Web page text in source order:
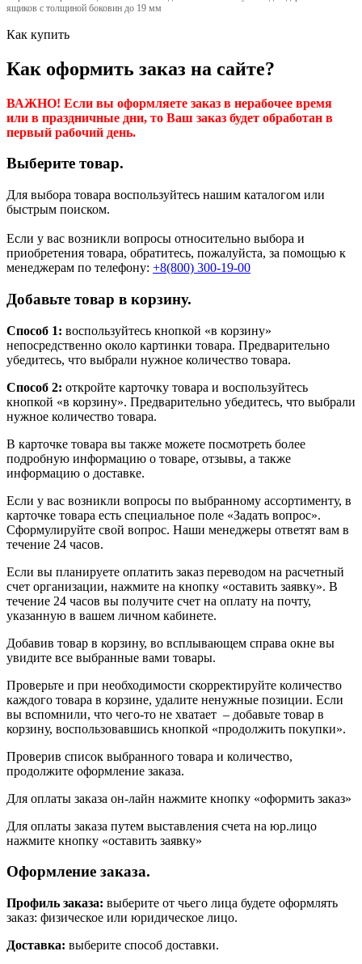
ящиков с толщиной боковин до 19 мм
Как купить
Как оформить заказ на сайте?
ВАЖНО! Если вы оформляете заказ в нерабочее время
или в праздничные дни, то Ваш заказ будет обработан в
первый рабочий день.
Выберите товар.
Для выбора товара воспользуйтесь нашим каталогом или
быстрым поиском.
Если у вас возникли вопросы относительно выбора и
приобретения товара, обратитесь, пожалуйста, за помощью к
менеджерам по телефону: +8(800) 300-19-00
Добавьте товар в корзину.
Способ 1: воспользуйтесь кнопкой «в корзину»
непосредственно около картинки товара. Предварительно
убедитесь, что выбрали нужное количество товара.
Способ 2: откройте карточку товара и воспользуйтесь
кнопкой «в корзину». Предварительно убедитесь, что выбрали
нужное количество товара.
В карточке товара вы также можете посмотреть более
подробную информацию о товаре, отзывы, а также
информацию о доставке.
Если у вас возникли вопросы по выбранному ассортименту, в
карточке товара есть специальное поле «Задать вопрос».
Сформулируйте свой вопрос. Наши менеджеры ответят вам в
течение 24 часов.
Если вы планируете оплатить заказ переводом на расчетный
счет организации, нажмите на кнопку «оставить заявку». В
течение 24 часов вы получите счет на оплату на почту,
указанную в вашем личном кабинете.
Добавив товар в корзину, во всплывающем справа окне вы
увидите все выбранные вами товары.
Проверьте и при необходимости скорректируйте количество
каждого товара в корзине, удалите ненужные позиции. Если
вы вспомнили, что чего-то не хватает – добавьте товар в
корзину, воспользовавшись кнопкой «продолжить покупки».
Проверив список выбранного товара и количество,
продолжите оформление заказа.
Для оплаты заказа он-лайн нажмите кнопку «оформить заказ»
Для оплаты заказа путем выставления счета на юр.лицо
нажмите кнопку «оставить заявку»
Оформление заказа.
Профиль заказа: выберите от чьего лица будете оформлять
заказ: физическое или юридическое лицо.
Доставка: выберите способ доставки.